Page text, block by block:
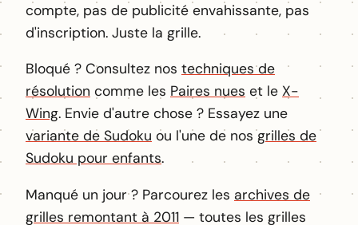
compte, pas de publicité envahissante, pas
d'inscription. Juste la grille.
Bloqué ? Consultez nos techniques de
résolution comme les Paires nues et le X-
Wing. Envie d'autre chose ? Essayez une
variante de Sudoku ou l'une de nosgrilles de
Sudoku pour enfants.
Manqué un jour ? Parcourez les archives de
grilles remontant à 2011 — toutes les grilles